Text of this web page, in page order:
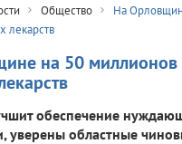
Общество
На
лекарств
на 50 миллионов
обеспечение
уверены областные